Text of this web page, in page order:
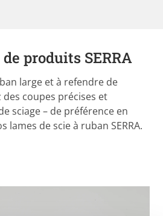
produits SERRA
large et à refendre de
coupes précises et
sciage – de préférence en
lames de scie à ruban SERRA.